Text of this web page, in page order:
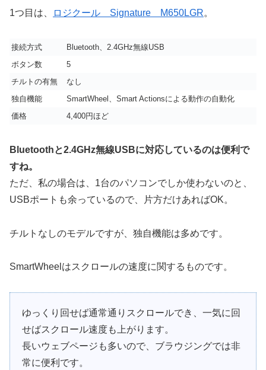
1つ目は、 ロジクール Signature M650LGR。
接続方式
Bluetooth、2.4GHz無線USB
ボタン数
5
チルトの有無
なし
独自機能
SmartWheel、Smart Actionsによる動作の自動化
価格
4,400円ほど
Bluetoothと2.4GHz無線USBに対応しているのは便利で
すね。
ただ、私の場合は、1台のパソコンでしか使わないのと、
USBポートも余っているので、片方だけあればOK。
チルトなしのモデルですが、独自機能は多めです。
SmartWheelはスクロールの速度に関するものです。
ゆっくり回せば通常通りスクロールでき、一気に回
せばスクロール速度も上がります。
長いウェブページも多いので、ブラウジングでは非
常に便利です。